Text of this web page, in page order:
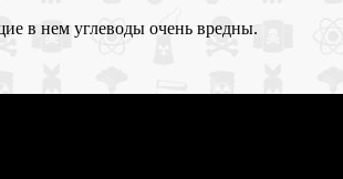
в нем углеводы очень вредны.